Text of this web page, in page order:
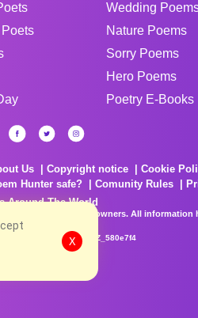
Wedding
Nature Poems
Sorry Poems
Hero Poems
Poetry E-Books
Us Copyright notice Cookie
Hunter safe?
Comunity Rules
Around The World
of their respective owners. All
# rel_20260806T081513Z_580e7f4
X